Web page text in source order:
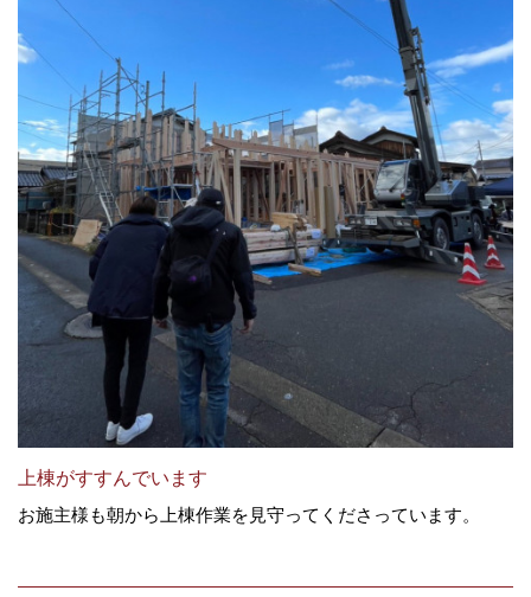
上棟がすすんでいます
お施主様も朝から上棟作業を見守ってくださっています。